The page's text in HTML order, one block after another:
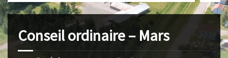
Conseil ordinaire – Mars